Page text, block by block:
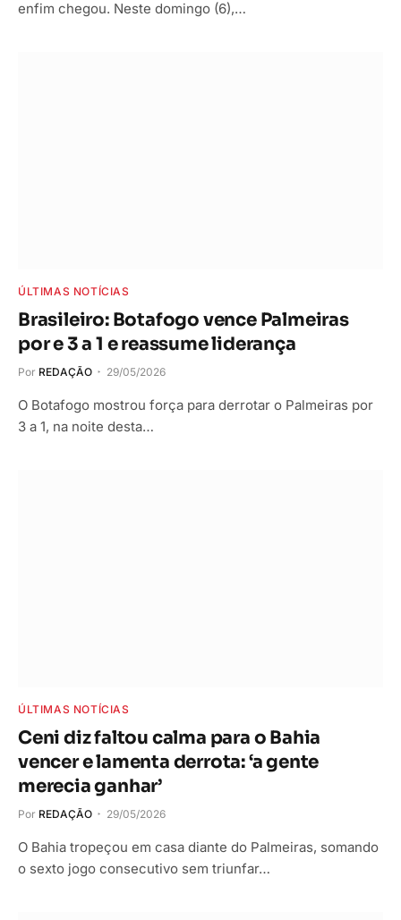
enfim chegou. Neste domingo (6),…
ÚLTIMAS NOTÍCIAS
Brasileiro: Botafogo vence Palmeiras
por e 3 a 1 e reassume liderança
Por REDAÇÃO 29/05/2026
O Botafogo mostrou força para derrotar o Palmeiras por
3 a 1, na noite desta…
ÚLTIMAS NOTÍCIAS
Ceni diz faltou calma para o Bahia
vencer e lamenta derrota: ‘a gente
merecia ganhar’
Por REDAÇÃO 29/05/2026
O Bahia tropeçou em casa diante do Palmeiras, somando
o sexto jogo consecutivo sem triunfar…